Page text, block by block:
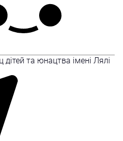
дітей та юнацтва імені Лялі